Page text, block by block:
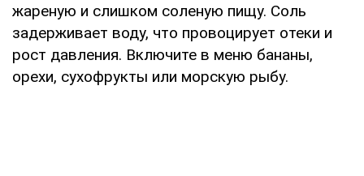
жареную и слишком соленую пищу. Соль
задерживает воду, что провоцирует отеки и
рост давления. Включите в меню бананы,
орехи, сухофрукты или морскую рыбу.